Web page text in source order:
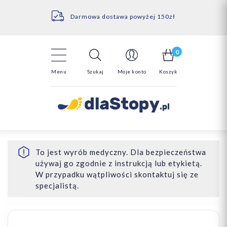
Darmowa dostawa powyżej 150zł
14 Dni na darmowy zwrot*
Menu Szukaj Moje konto
0
Koszyk
To jest wyrób medyczny. Dla bezpieczeństwa
używaj go zgodnie z instrukcją lub etykietą.
W przypadku wątpliwości skontaktuj się ze
specjalistą.